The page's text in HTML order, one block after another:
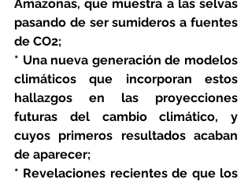
Amazonas, que muestra a las selvas
pasando de ser sumideros a fuentes
de CO2;
* Una nueva generación de modelos
climáticos que incorporan estos
hallazgos en las proyecciones
futuras del cambio climático, y
cuyos primeros resultados acaban
de aparecer;
* Revelaciones recientes de que los